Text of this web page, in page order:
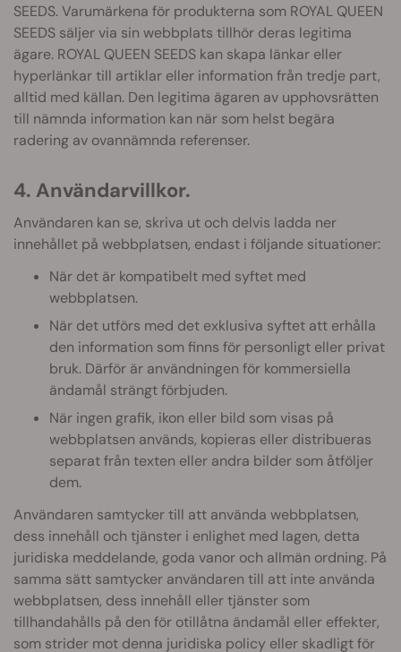
SEEDS. Varumärkena för produkterna som ROYAL QUEEN
SEEDS säljer via sin webbplats tillhör deras legitima
ägare. ROYAL QUEEN SEEDS kan skapa länkar eller
hyperlänkar till artiklar eller information från tredje part,
alltid med källan. Den legitima ägaren av upphovsrätten
till nämnda information kan när som helst begära
radering av ovannämnda referenser.
4. Användarvillkor.
Användaren kan se, skriva ut och delvis ladda ner
innehållet på webbplatsen, endast i följande situationer:
När det är kompatibelt med syftet med
webbplatsen.
När det utförs med det exklusiva syftet att erhålla
den information som finns för personligt eller privat
bruk. Därför är användningen för kommersiella
ändamål strängt förbjuden.
När ingen grafik, ikon eller bild som visas på
webbplatsen används, kopieras eller distribueras
separat från texten eller andra bilder som åtföljer
dem.
Användaren samtycker till att använda webbplatsen,
dess innehåll och tjänster i enlighet med lagen, detta
juridiska meddelande, goda vanor och allmän ordning. På
samma sätt samtycker användaren till att inte använda
webbplatsen, dess innehåll eller tjänster som
tillhandahålls på den för otillåtna ändamål eller effekter,
som strider mot denna juridiska policy eller skadligt för